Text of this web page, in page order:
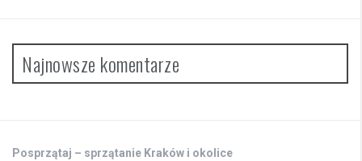
Najnowsze komentarze
Posprzątaj – sprzątanie Kraków i okolice